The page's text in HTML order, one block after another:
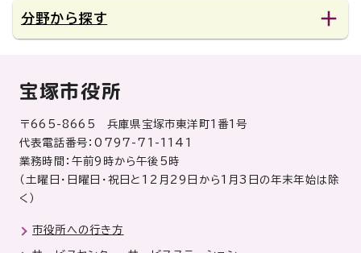
分野から探す
宝塚市役所
〒665-8665 兵庫県宝塚市東洋町1番1号
代表電話番号：0797-71-1141
業務時間：午前9時から午後5時
（土曜日・日曜日・祝日と12月29日から1月3日の年末年始は除
く）
市役所への行き方